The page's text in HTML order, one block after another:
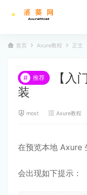
首页 Axure教程 正文
# 推荐
【入
装
most Axure教程
在预览本地 Axure
会出现如下提示：